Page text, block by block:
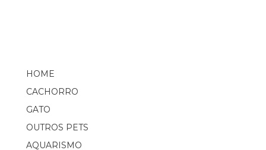
HOME
CACHORRO
GATO
OUTROS PETS
AQUARISMO